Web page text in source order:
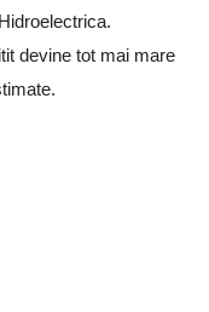
devine tot mai mare